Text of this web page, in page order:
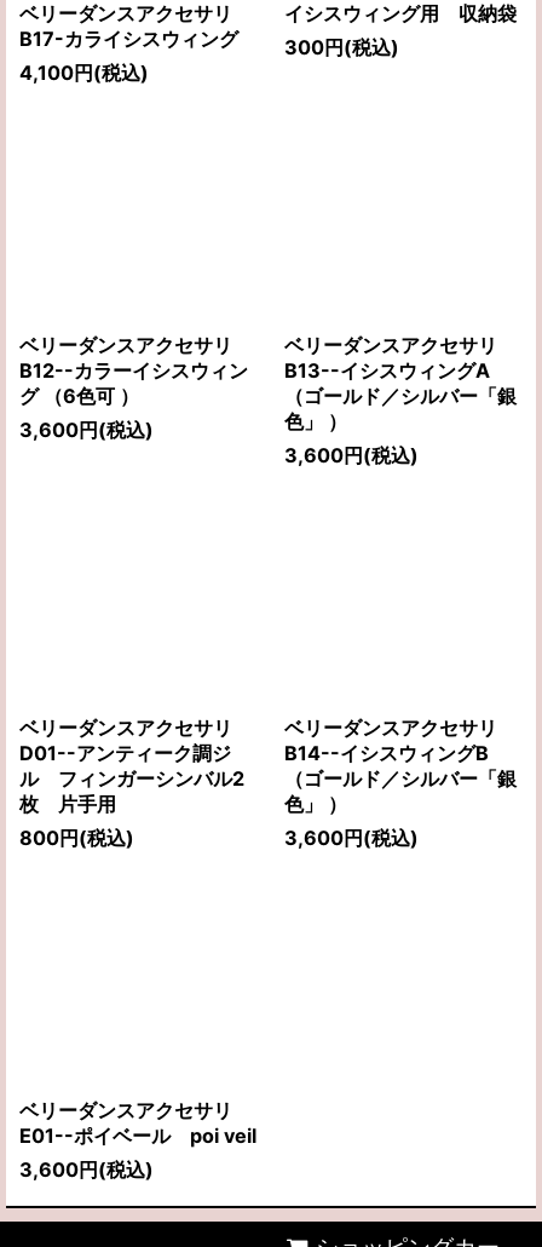
ベリーダンスアクセサリ
B17-カライシスウィング
4,100円 (税込)
イシスウィング用 収納袋
300円 (税込)
ベリーダンスアクセサリ
B12--カラーイシスウィン
グ （6色可 ）
3,600円 (税込)
ベリーダンスアクセサリ
B13--イシスウィングA
（ゴールド／シルバー「銀
色」 ）
3,600円 (税込)
ベリーダンスアクセサリ
D01--アンティーク調ジ
ル フィンガーシンバル2
枚 片手用
800円 (税込)
ベリーダンスアクセサリ
B14--イシスウィングB
（ゴールド／シルバー「銀
色」 ）
3,600円 (税込)
ベリーダンスアクセサリ
E01--ポイベール poi veil
3,600円 (税込)